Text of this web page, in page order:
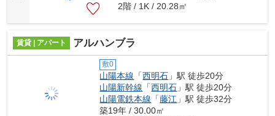
2階 / 1K / 20.28㎡
賃貸 | アパート アルハンブラ
敷0
山陽本線 「西明石 」駅 徒歩20分
山陽新幹線 「西明石 」駅 徒歩20分
山陽電鉄本線 「藤江 」駅 徒歩32分
築19年 / 30.00㎡